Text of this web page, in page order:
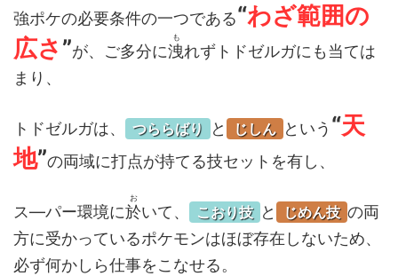
強ポケの必要条件の一つである“わざ範囲の
広さ”が、ご多分に洩
も
れずトドゼルガにも当ては
まり、
トドゼルガは、 つららばり と じしん という “天
地”の両域に打点が持てる技セットを有し、
ス―パー環境に於
お
いて、 こおり技 と じめん技 の両
方に受かっているポケモンはほぼ存在しないため、
必ず何かしら仕事をこなせる。